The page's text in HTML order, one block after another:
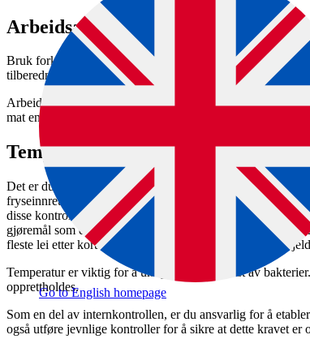
Go to English homepage
Arbeidsantrekk
Bruk forkle når dere lager mat. Den som håndterer mat,
tilberedningen. Derfor må de som lager mat ha god
Arbeidsklær skal beskytte maten, ikke den ansatte mot
mat enn ved andre oppgaver, som for eksempel omsorg for
Temperaturkontroll i kjøl og frys
Det er du selv som avgjør om temperaturen skal
fryseinnretning vil kunne kreve mer kontroll og
disse kontrollene for Mattilsynets skyld, men som et ledd
gjøremål som er viktige for mattryggheten. En ofte
fleste lei etter kort tid. Rådet er å gjøre det hyppig eller
Temperatur er viktig for å unngå uønsket vekst av
opprettholdes.
Som en del av internkontrollen, er du ansvarlig for å
også utføre jevnlige kontroller for å sikre at dette kravet er